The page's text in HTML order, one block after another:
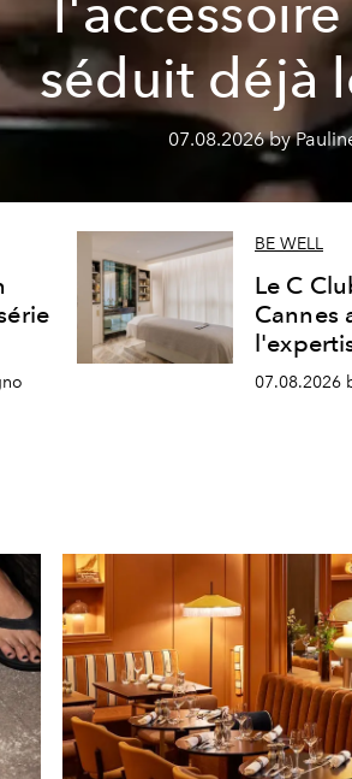
séduit déjà
07.08.2026 by
BE WELL
Le C
Cannes
07.08.2026